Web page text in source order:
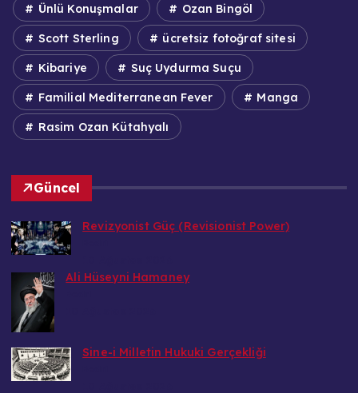
Ünlü Konuşmalar Ozan Bingöl
Scott Sterling ücretsiz fotoğraf sitesi
Kibariye Suç Uydurma Suçu
Familial Mediterranean Fever Manga
Rasim Ozan Kütahyalı
Güncel
Revizyonist Güç (Revisionist Power)
Ali Hüseyni Hamaney
Sine-i Milletin Hukuki Gerçekliği